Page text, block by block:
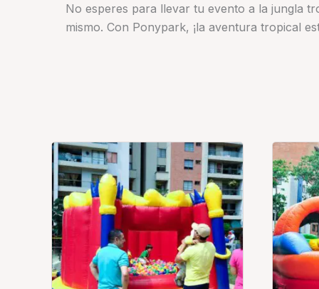
No esperes para llevar tu evento a la jungla
mismo. Con Ponypark, ¡la aventura tropical